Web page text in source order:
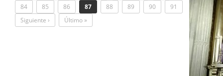
84
85 86 87 88 89 90
91
Siguiente ›
Último »